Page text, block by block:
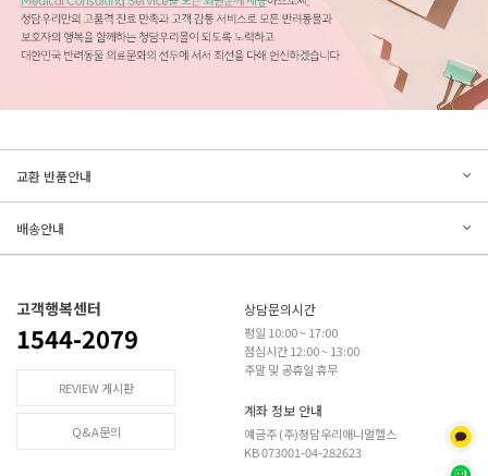
교환 반품안내
배송안내
고객행복센터
1544-2079
REVIEW 게시판
Q&A문의
상담문의시간
평일 10:00 ~ 17:00
점심시간 12:00 ~ 13:00
주말 및 공휴일 휴무
계좌 정보 안내
예금주 (주)청담우리애니멀헬스
KB 073001-04-282623